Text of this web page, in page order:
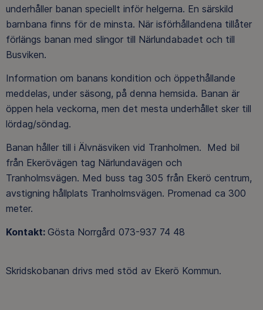
underhåller banan speciellt inför helgerna. En särskild
barnbana finns för de minsta. När isförhållandena tillåter
förlängs banan med slingor till Närlundabadet och till
Busviken.
Information om banans kondition och öppethållande
meddelas, under säsong, på denna hemsida. Banan är
öppen hela veckorna, men det mesta underhållet sker till
lördag/söndag.
Banan håller till i Älvnäsviken vid Tranholmen. Med bil
från Ekerövägen tag Närlundavägen och
Tranholmsvägen. Med buss tag 305 från Ekerö centrum,
avstigning hållplats Tranholmsvägen. Promenad ca 300
meter.
Kontakt: Gösta Norrgård 073-937 74 48
Skridskobanan drivs med stöd av Ekerö Kommun.